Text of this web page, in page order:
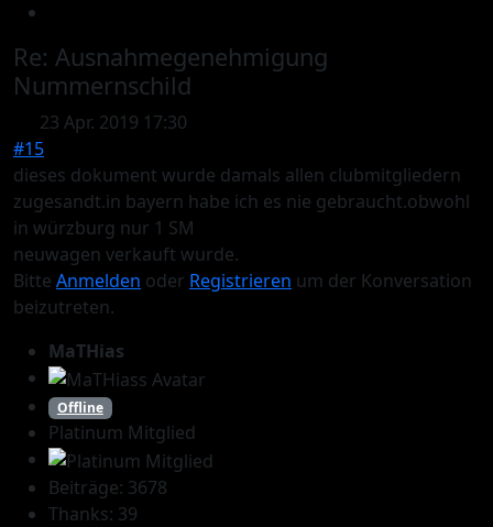
Re: Ausnahmegenehmigung
Nummernschild
23 Apr. 2019 17:30
#15
dieses dokument wurde damals allen clubmitgliedern
zugesandt.in bayern habe ich es nie gebraucht.obwohl
in würzburg nur 1 SM
neuwagen verkauft wurde.
Bitte Anmelden oder Registrieren um der Konversation
beizutreten.
MaTHias
Offline
Platinum Mitglied
Beiträge: 3678
Thanks: 39